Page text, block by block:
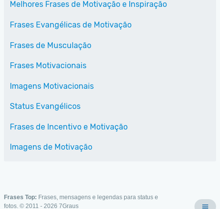
Melhores Frases de Motivação e Inspiração
Frases Evangélicas de Motivação
Frases de Musculação
Frases Motivacionais
Imagens Motivacionais
Status Evangélicos
Frases de Incentivo e Motivação
Imagens de Motivação
Frases Top: Frases, mensagens e legendas para status e
fotos. © 2011 - 2026 7Graus